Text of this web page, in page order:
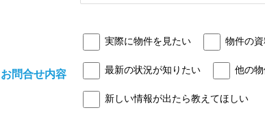
お問合せ内容
実際に物件を見たい 物件の
最新の状況が知りたい 他の
新しい情報が出たら教えてほしい